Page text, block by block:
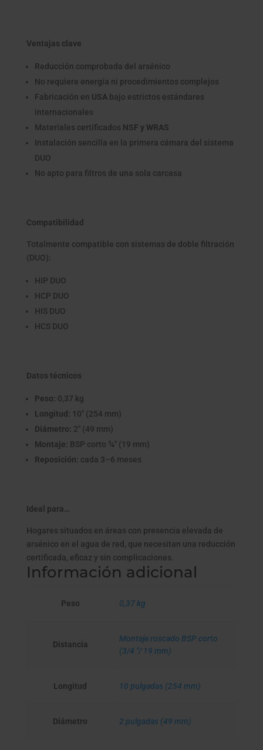
Ventajas clave
Reducción comprobada del arsénico
No requiere energía ni procedimientos complejos
Fabricación en USAbajo estrictos estándares
internacionales
Materiales certificados NSF y WRAS
Instalación sencilla en la primera cámara del sistema
DUO
No apto para filtros de una sola carcasa
Compatibilidad
Totalmente compatible con sistemas de doble filtración
(DUO):
HIP DUO
HCP DUO
HIS DUO
HCS DUO
Datos técnicos
Peso: 0,37 kg
Longitud: 10" (254 mm)
Diámetro: 2" (49 mm)
Montaje: BSP corto ¾" (19 mm)
Reposición: cada 3–6 meses
Ideal para…
Hogares situados en áreas con presencia elevada de
arsénico en el agua de red, que necesitan una reducción
certificada, eficaz y sin complicaciones.
Información adicional
Peso 0,37 kg
Distancia
Montaje roscado BSP corto
(3/4 "/ 19 mm)
Longitud 10 pulgadas (254 mm)
Diámetro 2 pulgadas (49 mm)